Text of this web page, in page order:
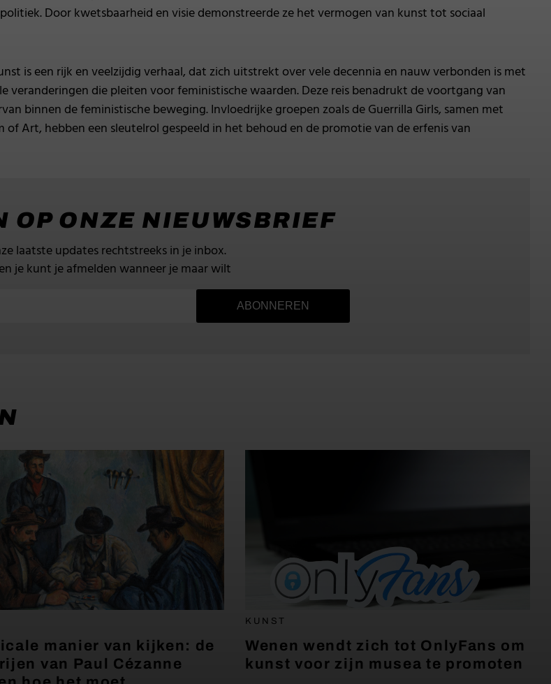
Door kwetsbaarheid en visie demonstreerde ze het vermogen van kunst tot sociaal
is een rijk en veelzijdig verhaal, dat zich uitstrekt over vele decennia en nauw verbonden is met
veranderingen die pleiten voor feministische waarden. Deze reis benadrukt de voortgang van
binnen de feministische beweging. Invloedrijke groepen zoals de Guerrilla Girls, samen met
of Art, hebben een sleutelrol gespeeld in het behoud en de promotie van de erfenis van
OP ONZE NIEUWSBRIEF
laatste updates rechtstreeks in je inbox.
je kunt je afmelden wanneer je maar wilt
ABONNEREN
manier van kijken: de
van Paul Cézanne
KUNST
Wenen wendt zich tot OnlyFans om
kunst voor zijn musea te promoten